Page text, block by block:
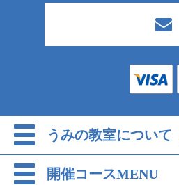
うみの教室について
開催コースMENU